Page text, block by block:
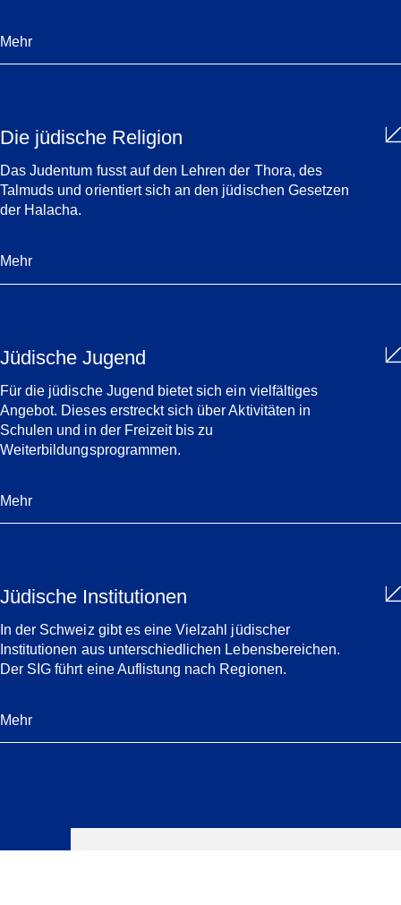
Mehr
Die jüdische Religion
Das Judentum fusst auf den Lehren der Thora, des
Talmuds und orientiert sich an den jüdischen Gesetzen
der Halacha.
Mehr
Jüdische Jugend
Für die jüdische Jugend bietet sich ein vielfältiges
Angebot. Dieses erstreckt sich über Aktivitäten in
Schulen und in der Freizeit bis zu
Weiterbildungsprogrammen.
Mehr
Jüdische Institutionen
In der Schweiz gibt es eine Vielzahl jüdischer
Institutionen aus unterschiedlichen Lebensbereichen.
Der SIG führt eine Auflistung nach Regionen.
Mehr